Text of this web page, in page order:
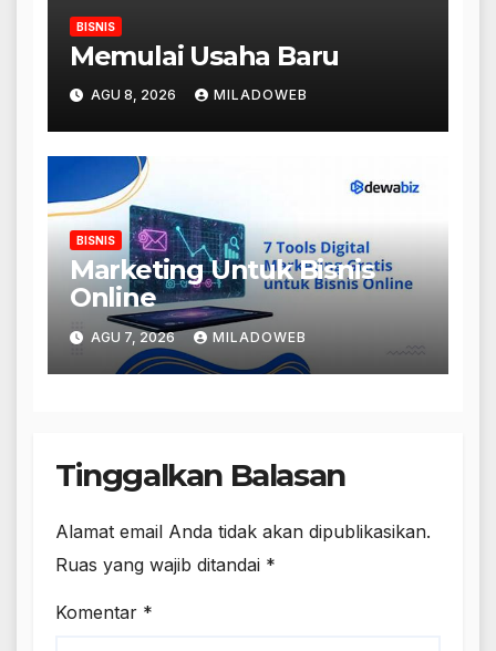
BISNIS
Memulai Usaha Baru
AGU 8, 2026 MILADOWEB
BISNIS
Marketing Untuk Bisnis
Online
AGU 7, 2026 MILADOWEB
Tinggalkan Balasan
Alamat email Anda tidak akan dipublikasikan.
Ruas yang wajib ditandai *
Komentar *